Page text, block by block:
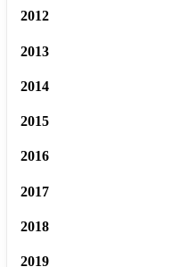
2012
2013
2014
2015
2016
2017
2018
2019